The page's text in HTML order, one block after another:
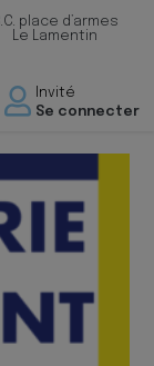
place d’armes
Le Lamentin
Invité
Se connecter